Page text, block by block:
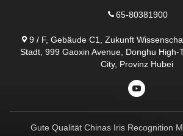
65-80381900
9 / F, Gebäude C1, Zukunft
Stadt, 999 Gaoxin Avenue, Donghu High-
City, Provinz Hubei
Gute Qualität Chinas Iris Recognition